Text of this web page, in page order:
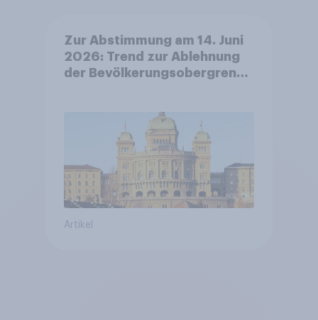
Zur Abstimmung am 14. Juni
2026: Trend zur Ablehnung
der Bevölkerungsobergrenze
Zivildienstgesetz sinken
Artikel